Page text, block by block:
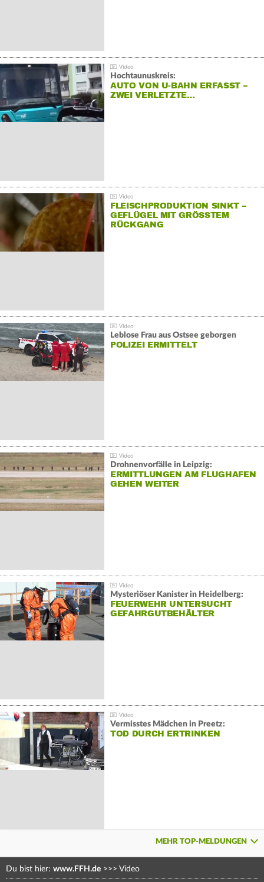
Hochtaunuskreis:
AUTO VON U-BAHN ERFASST –
ZWEI VERLETZTE…
FLEISCHPRODUKTION SINKT –
GEFLÜGEL MIT GRÖSSTEM R
ÜCKGANG
Leblose Frau aus Ostsee geborgen
POLIZEI ERMITTELT
Drohnenvorfälle in Leipzig:
ERMITTLUNGEN AM FLUGHAFEN
GEHEN WEITER
Mysteriöser Kanister in Heidelberg:
FEUERWEHR UNTERSUCHT
GEFAHRGUTBEHÄLTER
Vermisstes Mädchen in Preetz:
TOD DURCH ERTRINKEN
MEHR TOP-MELDUNGEN
Du bist hier: www.FFH.de >>> Video